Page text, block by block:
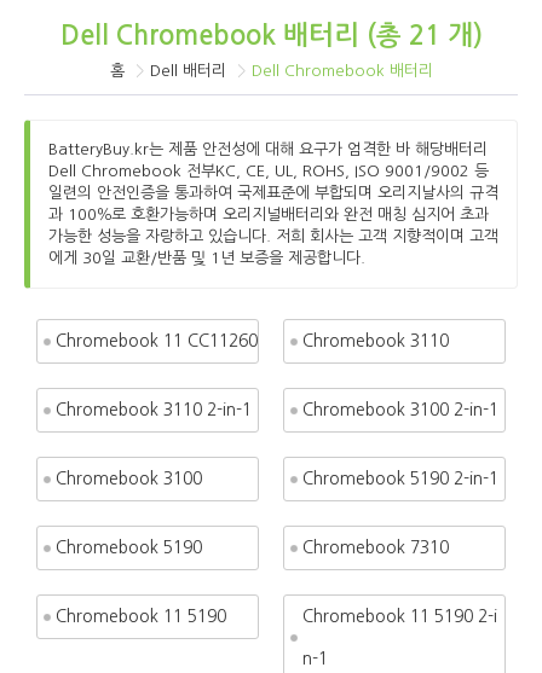
Dell Chromebook 배터리 (총 21 개)
홈 Dell 배터리 Dell Chromebook 배터리
BatteryBuy.kr는 제품 안전성에 대해 요구가 엄격한 바 해당배터리
Dell Chromebook 전부KC, CE, UL, ROHS, ISO 9001/9002 등
일련의 안전인증을 통과하여 국제표준에 부합되며 오리지날사의 규격
과 100％로 호환가능하며 오리지널배터리와 완전 매칭 심지어 초과
가능한 성능을 자랑하고 있습니다. 저희 회사는 고객 지향적이며 고객
에게 30일 교환/반품 및 1년 보증을 제공합니다.
Chromebook 11 CC11260 Chromebook 3110
Chromebook 3110 2-in-1 Chromebook 3100 2-in-1
Chromebook 3100 Chromebook 5190 2-in-1
Chromebook 5190 Chromebook 7310
Chromebook 11 5190 Chromebook 11 5190 2-i
n-1